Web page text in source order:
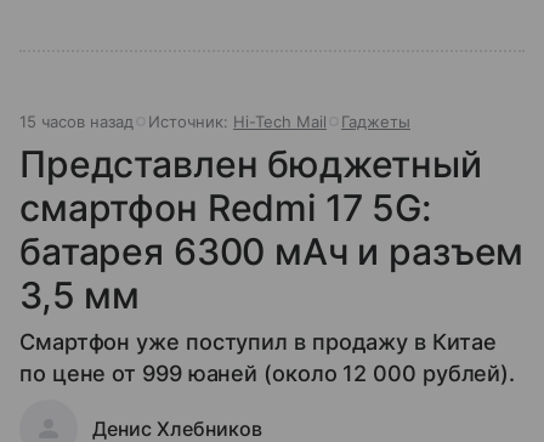
15 часов назад Источник: Hi-Tech Mail Гаджеты
Представлен бюджетный
смартфон Redmi 17 5G:
батарея 6300 мАч и разъем
3,5 мм
Смартфон уже поступил в продажу в Китае
по цене от 999 юаней (около 12 000 рублей).
Денис Хлебников